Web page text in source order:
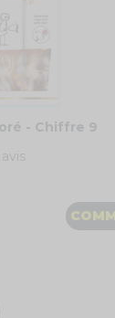
- Chiffre 9
avis